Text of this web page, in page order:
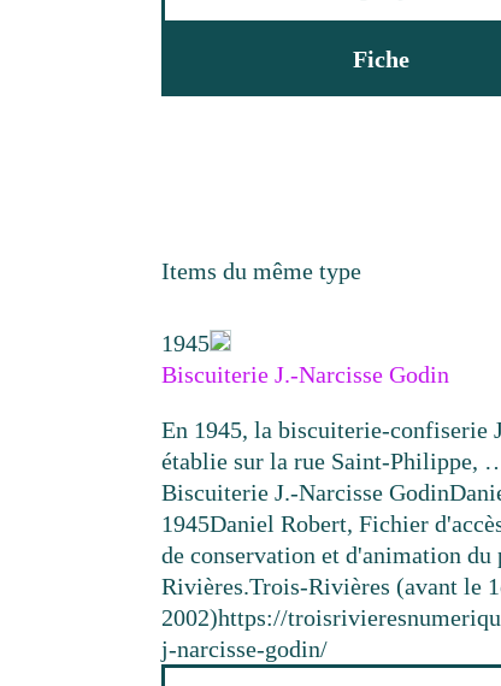
Fiche
Items du même type
1945
Biscuiterie J.-Narcisse Godin
En 1945, la biscuiterie-confiserie
établie sur la rue Saint-Philippe,
Biscuiterie J.-Narcisse Godin
1945Daniel Robert, Fichier
de conservation et d'animation
Rivières.Trois-Rivières (avant le
2002)https://
j-narcisse-godin/